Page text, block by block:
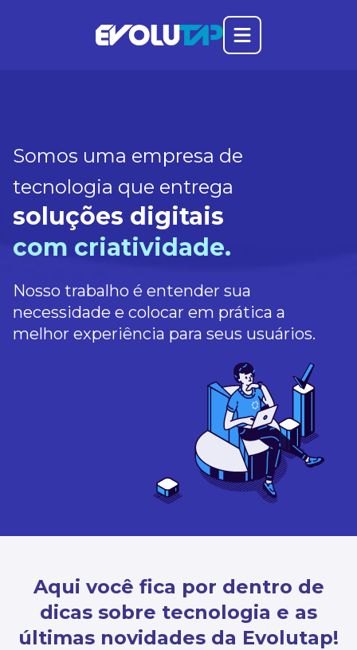
Abrir o menu
Somos uma empresa de
tecnologia que entrega
soluções digitais
com criatividade.
Nosso trabalho é entender sua
necessidade e colocar em prática a
melhor experiência para seus usuários.
Aqui você fica por dentro de
dicas sobre tecnologia e as
últimas novidades da Evolutap!